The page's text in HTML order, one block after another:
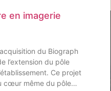
en imagerie
du Biograph
l’extension du pôle
Ce projet
cœur même du pôle